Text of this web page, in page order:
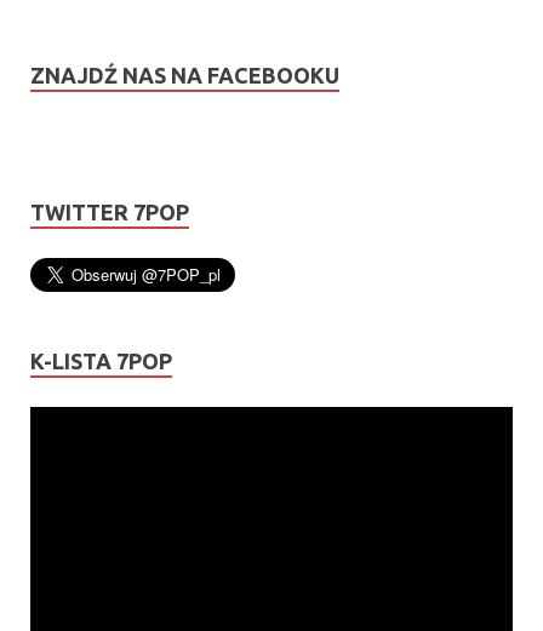
ZNAJDŹ NAS NA FACEBOOKU
TWITTER 7POP
K-LISTA 7POP